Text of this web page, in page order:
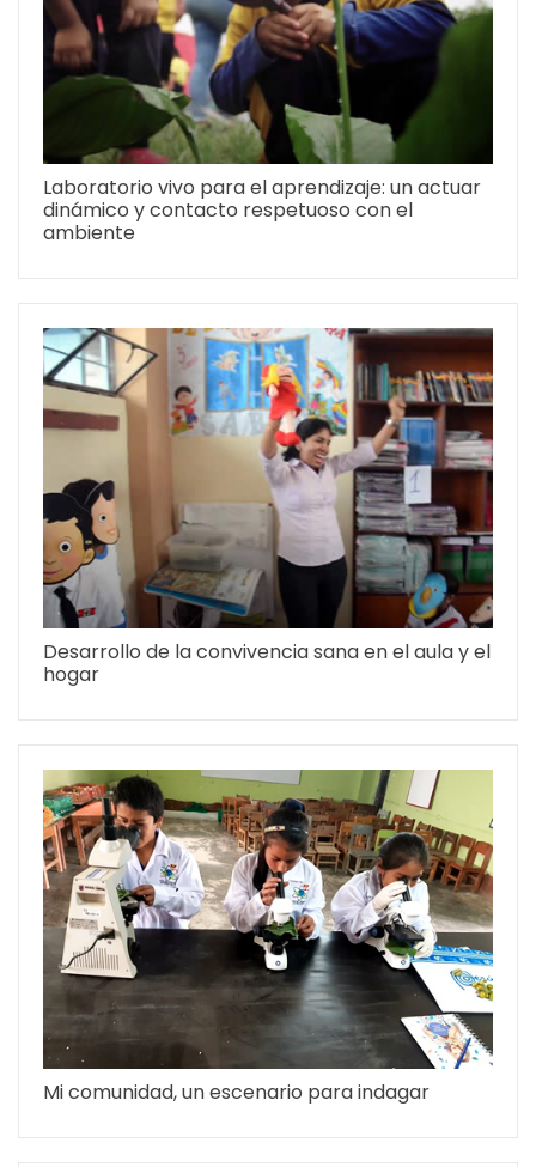
Laboratorio vivo para el aprendizaje: un actuar
dinámico y contacto respetuoso con el
ambiente
Desarrollo de la convivencia sana en el aula y el
hogar
Mi comunidad, un escenario para indagar